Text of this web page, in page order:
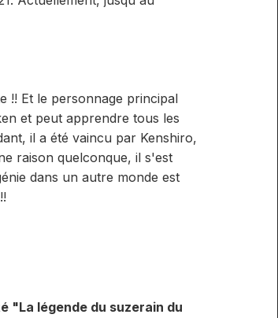
!! Et le personnage principal
et peut apprendre tous les
il a été vaincu par Kenshiro,
raison quelconque, il s'est
dans un autre monde est
"La légende du suzerain du